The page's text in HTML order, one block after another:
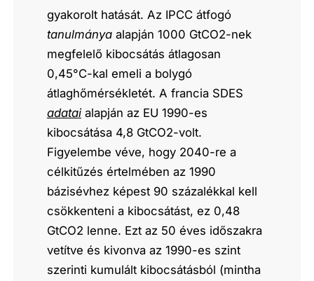
gyakorolt hatását. Az IPCC átfogó
tanulmányaalapján 1000 GtCO2-nek
megfelelő kibocsátás átlagosan
0,45°C-kal emeli a bolygó
átlaghőmérsékletét. A francia SDES
adataialapján az EU 1990-es
kibocsátása 4,8 GtCO2-volt.
Figyelembe véve, hogy 2040-re a
célkitűzés értelmében az 1990
bázisévhez képest 90 százalékkal kell
csökkenteni a kibocsátást, ez 0,48
GtCO2 lenne. Ezt az 50 éves időszakra
vetítve és kivonva az 1990-es szint
szerinti kumulált kibocsátásból (mintha